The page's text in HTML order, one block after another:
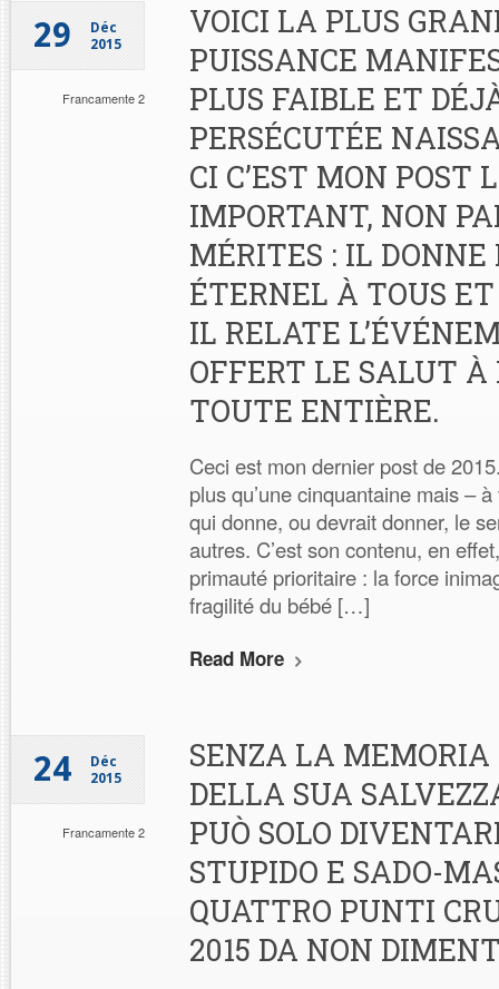
29
Déc
2015
Francamente 2
VOICI LA PLUS
PUISSANCE
PLUS FAIBLE ET
PERSÉCUTÉE
CI C’EST MON POST
IMPORTANT, NON
MÉRITES : IL DONNE
ÉTERNEL À TOUS
IL RELATE
OFFERT LE SALUT
TOUTE ENTIÈRE.
Ceci est mon dernier post de
plus qu’une cinquantaine mais –
qui donne, ou devrait donner, le
autres. C’est son contenu, en
primauté prioritaire : la force
fragilité du bébé […]
Read More
24
Déc
2015
Francamente 2
SENZA LA MEMORIA
DELLA SUA
PUÒ SOLO
STUPIDO E SADO-
QUATTRO PUNTI
2015 DA NON